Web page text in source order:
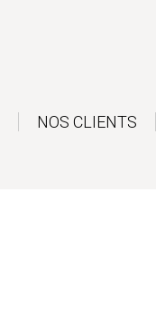
NOS CLIENTS